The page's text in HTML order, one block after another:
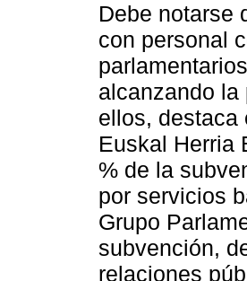
Debe notarse
con personal
alcanzando la
ellos, destaca
Euskal Herria
% de la
por servicios
Grupo
subvención,
relaciones